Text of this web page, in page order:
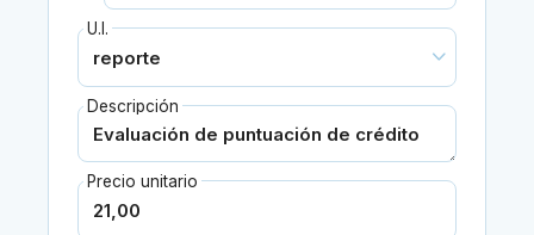
U.I.
Descripción
Precio unitario